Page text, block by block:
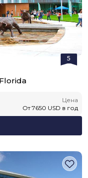
5
Цена
От 7650 USD в год